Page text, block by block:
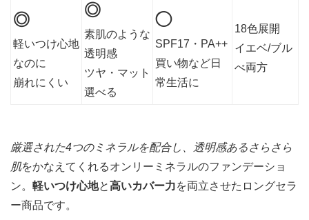
◎
軽いつけ心地
なのに
崩れにくい
◎
素肌のような
透明感
ツヤ・マット
選べる
◯
SPF17・PA++
買い物など日
常生活に
18色展開
イエベ/ブル
べ両方
厳選された4つのミネラルを配合し、透明感あるさらさら
肌をかなえてくれるオンリーミネラルのファンデーショ
ン。 軽いつけ心地と高いカバー力を両立させたロングセラ
ー商品です。